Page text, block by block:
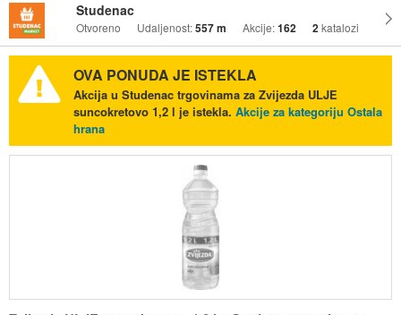
Studenac
Otvoreno Udaljenost:557 m Akcije:162 2katalozi
OVA PONUDA JE ISTEKLA
Akcija u Studenac trgovinama za Zvijezda ULJE
suncokretovo 1,2 l je istekla. Akcije za kategoriju Ostala
hrana